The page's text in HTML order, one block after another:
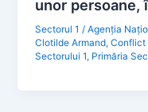
unor persoane,
Sectorul 1 /Agenția
Clotilde Armand,Conflict
Sectorului 1, Primăria